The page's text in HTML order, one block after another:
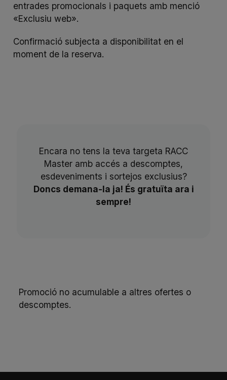
entrades promocionals i paquets amb menció
«Exclusiu web».
Confirmació subjecta a disponibilitat en el
moment de la reserva.
Encara no tens la teva targeta RACC
Master amb accés a descomptes,
esdeveniments i sortejos exclusius?
Doncs demana-la ja! És gratuïta ara i
sempre!
Promoció no acumulable a altres ofertes o
descomptes.